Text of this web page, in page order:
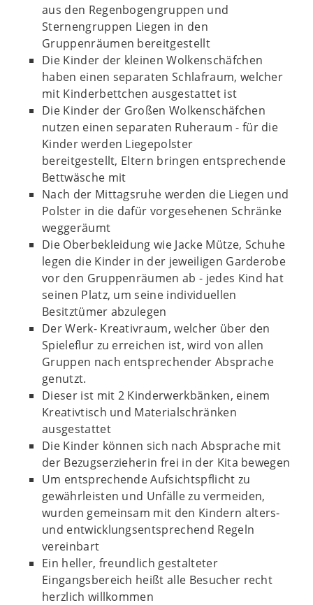
aus den Regenbogengruppen und
Sternengruppen Liegen in den
Gruppenräumen bereitgestellt
Die Kinder der kleinen Wolkenschäfchen
haben einen separaten Schlafraum, welcher
mit Kinderbettchen ausgestattet ist
Die Kinder der Großen Wolkenschäfchen
nutzen einen separaten Ruheraum - für die
Kinder werden Liegepolster
bereitgestellt, Eltern bringen entsprechende
Bettwäsche mit
Nach der Mittagsruhe werden die Liegen und
Polster in die dafür vorgesehenen Schränke
weggeräumt
Die Oberbekleidung wie Jacke Mütze, Schuhe
legen die Kinder in der jeweiligen Garderobe
vor den Gruppenräumen ab - jedes Kind hat
seinen Platz, um seine individuellen
Besitztümer abzulegen
Der Werk- Kreativraum, welcher über den
Spieleflur zu erreichen ist, wird von allen
Gruppen nach entsprechender Absprache
genutzt.
Dieser ist mit 2 Kinderwerkbänken, einem
Kreativtisch und Materialschränken
ausgestattet
Die Kinder können sich nach Absprache mit
der Bezugserzieherin frei in der Kita bewegen
Um entsprechende Aufsichtspflicht zu
gewährleisten und Unfälle zu vermeiden,
wurden gemeinsam mit den Kindern alters-
und entwicklungsentsprechend Regeln
vereinbart
Ein heller, freundlich gestalteter
Eingangsbereich heißt alle Besucher recht
herzlich willkommen